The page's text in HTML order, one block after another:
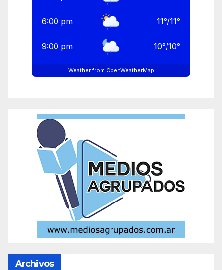
6:00 pm 11°/11°
9:00 pm 10°/10°
Weather from OpenWeatherMap
Archivos